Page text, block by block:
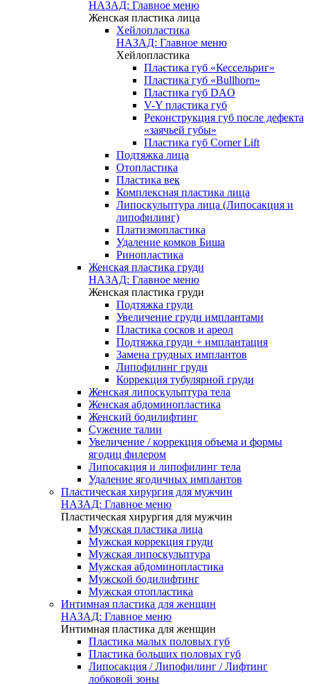
НАЗАД: Главное меню
Женская пластика лица
Хейлопластика
НАЗАД: Главное меню
Хейлопластика
Пластика губ «Кессельриг»
Пластика губ «Bullhorn»
Пластика губ DAO
V-Y пластика губ
Реконструкция губ после дефекта
«заячьей губы»
Пластика губ Corner Lift
Подтяжка лица
Отопластика
Пластика век
Комплексная пластика лица
Липоскульптура лица (Липосакция и
липофилинг)
Платизмопластика
Удаление комков Биша
Ринопластика
Женская пластика груди
НАЗАД: Главное меню
Женская пластика груди
Подтяжка груди
Увеличение груди имплантами
Пластика сосков и ареол
Подтяжка груди + имплантация
Замена грудных имплантов
Липофилинг груди
Коррекция тубулярной груди
Женская липоскульптура тела
Женская абдоминопластика
Женский бодилифтинг
Сужение талии
Увеличение / коррекция объема и формы
ягодиц филером
Липосакция и липофилинг тела
Удаление ягодичных имплантов
Пластическая хирургия для мужчин
НАЗАД: Главное меню
Пластическая хирургия для мужчин
Мужская пластика лица
Мужская коррекция груди
Мужская липоскульптура
Мужская абдоминопластика
Мужской бодилифтинг
Мужская отопластика
Интимная пластика для женщин
НАЗАД: Главное меню
Интимная пластика для женщин
Пластика малых половых губ
Пластика больших половых губ
Липосакция / Липофилинг / Лифтинг
лобковой зоны